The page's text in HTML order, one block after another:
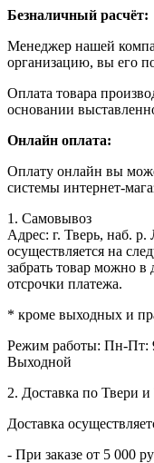
Безналичный расчёт:
Менеджер нашей
организацию, вы его
Оплата товара
основании
Онлайн оплата:
Оплату онлайн вы
системы интернет-
1. Самовывоз
Адрес: г. Тверь, наб.
осуществляется на
забрать товар можно в
отсрочки платежа.
* кроме выходных и
Режим работы: Пн-Пт:
Выходной
2. Доставка по Твери и
Доставка
- При заказе от 5 000